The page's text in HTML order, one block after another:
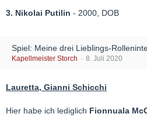
3. Nikolai Putilin - 2000, DOB
Spiel: Meine drei Lieblings-
Kapellmeister Storch 8. Juli 2020
Lauretta, Gianni Schicchi
Hier habe ich lediglich Fionnuala